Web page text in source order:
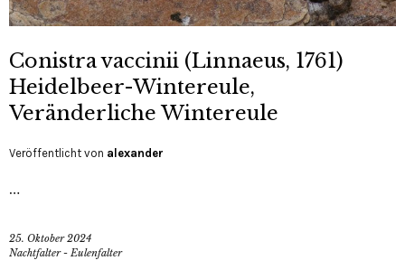
Conistra vaccinii (Linnaeus, 1761)
Heidelbeer-Wintereule,
Veränderliche Wintereule
Veröffentlicht von alexander
…
25. Oktober 2024
Nachtfalter - Eulenfalter